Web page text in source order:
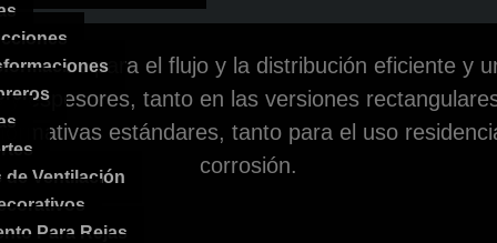
de Ventilación
Para Rejas
para el flujo y la distribución eficiente y
espesores, tanto en las versiones
estándares, tanto para el uso
corrosión.